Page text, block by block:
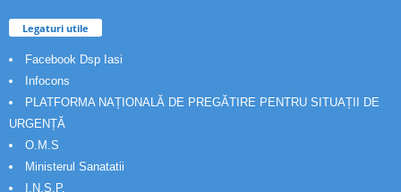
Legaturi utile
Facebook Dsp Iasi
Infocons
PLATFORMA NAȚIONALĂ DE PREGĂTIRE PENTRU SITUAȚII DE
URGENȚĂ
O.M.S
Ministerul Sanatatii
I.N.S.P.